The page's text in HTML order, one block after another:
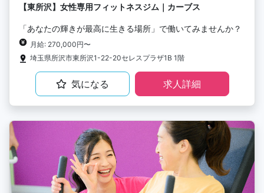
【東所沢】女性専用フィットネスジム｜カーブス
「あなたの輝きが最高に生きる場所」で働いてみませんか？
月給: 270,000円〜
埼玉県所沢市東所沢1-22-20セレスプラザ1B 1階
気になる 求人詳細